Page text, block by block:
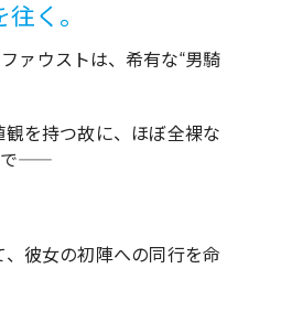
く。
ァウストは、希有な“男騎
を持つ故に、ほぼ全裸な
彼女の初陣への同行を命